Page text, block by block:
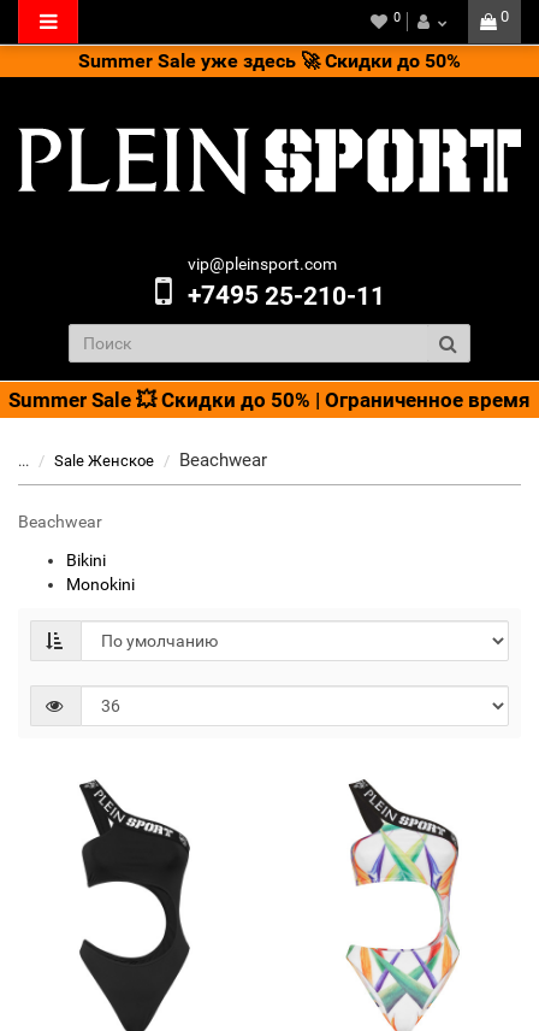
Summer Sale уже здесь 🚀 Скидки до 50%
0
0
vip@pleinsport.com
+749525-210-11
Summer Sale 💥 Скидки до 50% | Ограниченное время
... Sale Женское Beachwear
Beachwear
Bikini
Monokini